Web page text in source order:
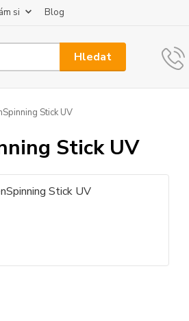
si Blog
Hledat
Stick UV
Stick UV